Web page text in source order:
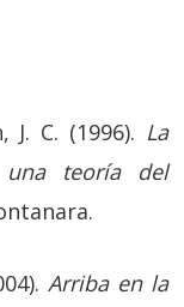
C. (1996). La
una teoría del
Arriba en la